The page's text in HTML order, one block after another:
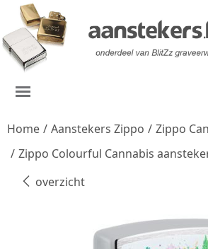
Home / Aanstekers Zippo / Zippo
/ Zippo Colourful Cannabis
overzicht